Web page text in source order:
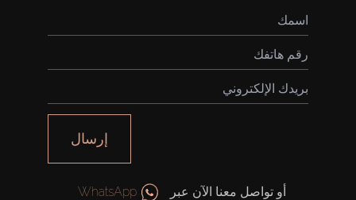
إرسال
أو تواصل معنا الآن عبر WhatsApp